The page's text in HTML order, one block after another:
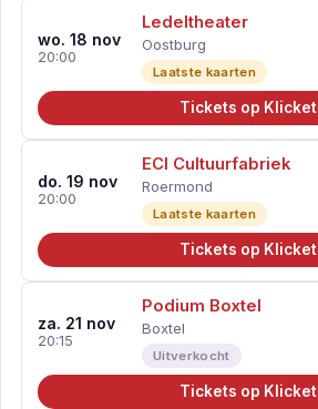
wo. 18 nov
20:00
Ledeltheater
Oostburg
Laatste kaarten
Tickets op Klicket
do. 19 nov
20:00
ECI Cultuurfabriek
Roermond
Laatste kaarten
Tickets op Klicket
za. 21 nov
20:15
Podium Boxtel
Boxtel
Uitverkocht
Tickets op Klicket